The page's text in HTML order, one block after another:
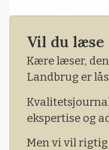
genplantning af
Vil du læse
Kære læser,
Landbrug er
ekspertise og
Men vi vil